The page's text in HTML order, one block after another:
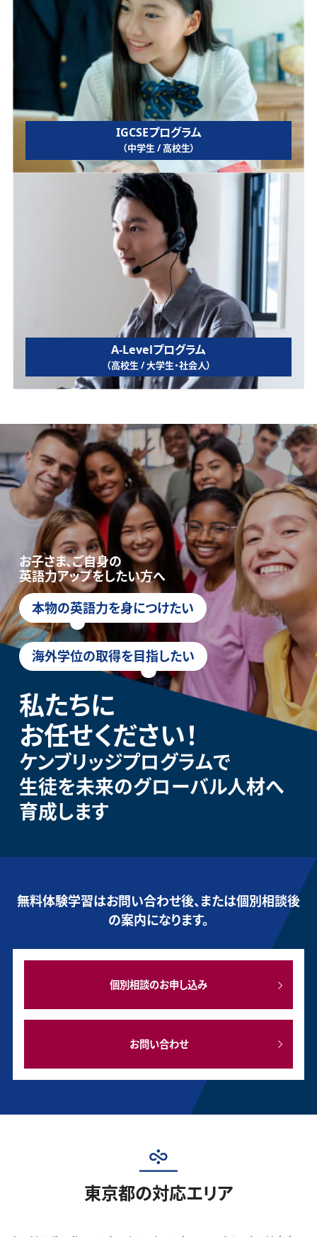
IGCSEプログラム
（中学生 / 高校生）
A-Levelプログラム
（高校生 / 大学生・社会人）
お子さま、ご自身の
英語力アップをしたい方へ
本物の英語力を身につけたい
海外学位の取得を目指したい
私たちに
お任せください！
ケンブリッジプログラムで
生徒を未来のグローバル人材へ
育成します
無料体験学習はお問い合わせ後、または個別相談後
の案内になります。
個別相談のお申し込み
お問い合わせ
東京都の対応エリア